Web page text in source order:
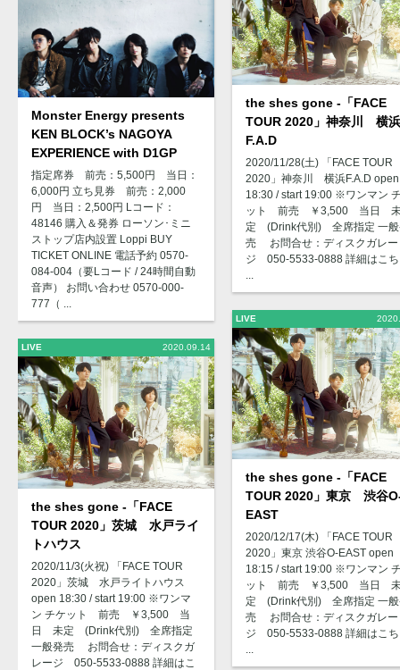
Monster Energy presents
KEN BLOCK’s NAGOYA
EXPERIENCE with D1GP
指定席券 前売：5,500円 当日：
6,000円 立ち見券 前売：2,000
円 当日：2,500円 Lコード：
48146 購入＆発券 ローソン･ミニ
ストップ店内設置 Loppi BUY
TICKET ONLINE 電話予約 0570-
084-004（要Lコード / 24時間自動
音声） お問い合わせ 0570-000-
777（ ...
LIVE 2020.09.14
the shes gone -「FACE
TOUR 2020」茨城 水戸ライ
トハウス
2020/11/3(火祝) 「FACE TOUR
2020」茨城 水戸ライトハウス
open 18:30 / start 19:00 ※ワンマ
ン チケット 前売 ￥3,500 当
日 未定 (Drink代別) 全席指定
一般発売 お問合せ：ディスクガ
レージ 050-5533-0888 詳細はこ
the shes gone -「FACE
TOUR 2020」神奈川 横浜
F.A.D
2020/11/28(土) 「FACE TOUR
2020」神奈川 横浜F.A.D open
18:30 / start 19:00 ※ワンマン
ット 前売 ￥3,500 当日
定 (Drink代別) 全席指定 一般
売 お問合せ：ディスクガレー
ジ 050-5533-0888 詳細はこ
LIVE
the shes gone -「FACE
TOUR 2020」東京 渋谷
EAST
2020/12/17(木) 「FACE TOUR
2020」東京 渋谷O-EAST open
18:15 / start 19:00 ※ワンマン
ット 前売 ￥3,500 当日
定 (Drink代別) 全席指定 一般
売 お問合せ：ディスクガレー
ジ 050-5533-0888 詳細はこ
...